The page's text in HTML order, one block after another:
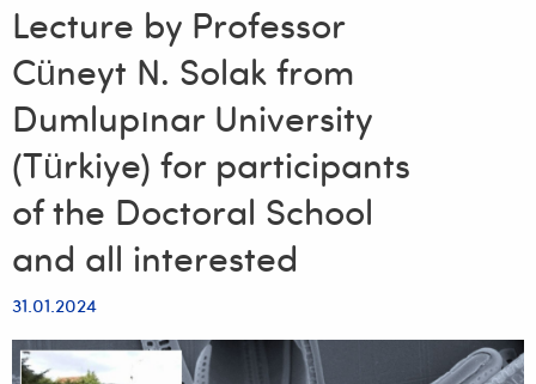
Lecture by Professor
Cüneyt N. Solak from
Dumlupınar University
(Türkiye) for participants
of the Doctoral School
and all interested
31.01.2024